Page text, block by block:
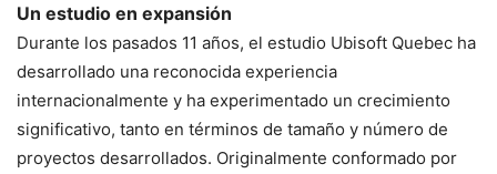
Un estudio en expansión
Durante los pasados 11 años, el estudio Ubisoft Quebec ha
desarrollado una reconocida experiencia
internacionalmente y ha experimentado un crecimiento
significativo, tanto en términos de tamaño y número de
proyectos desarrollados. Originalmente conformado por